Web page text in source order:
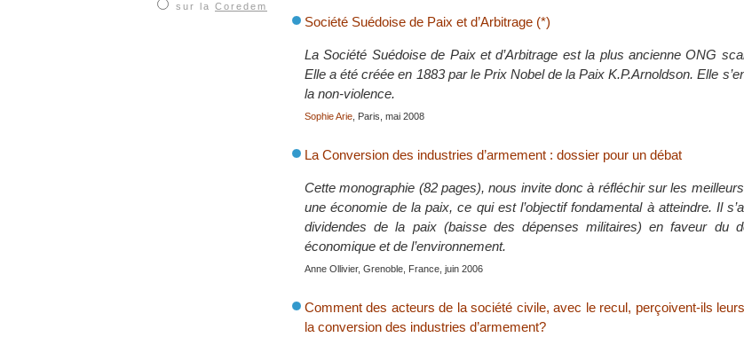
sur la Coredem
Société Suédoise de Paix et d’Arbitrage (*)
La Société Suédoise de Paix et d’Arbitrage est la plus ancienne ONG
Elle a été créée en 1883 par le Prix Nobel de la Paix K.P.Arnoldson. Elle
la non-violence.
Sophie Arie , Paris, mai 2008
La Conversion des industries d’armement : dossier pour un débat
Cette monographie (82 pages), nous invite donc à réfléchir sur les
une économie de la paix, ce qui est l’objectif fondamental à atteindre. Il
dividendes de la paix (baisse des dépenses militaires) en faveur du
économique et de l’environnement.
Anne Ollivier, Grenoble, France, juin 2006
Comment des acteurs de la société civile, avec le recul, perçoivent-ils
la conversion des industries d’armement?